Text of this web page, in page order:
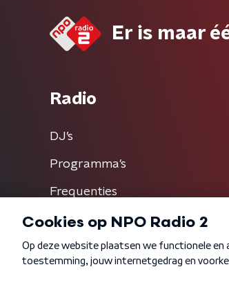
Er is maar
Radio
DJ’s
Programma's
Frequenties
Algemene voorwaarden